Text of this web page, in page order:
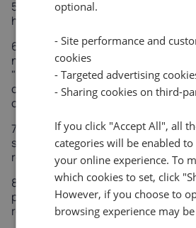
5. Kliknij przycisk "
hasłem połączenia", aby
6. Otrzymasz automatyczne
numer. Nie odbieraj połączenia.
" Potwierdź" poniżej pojawi się
cyfry liczby dyktowanej przez
cyfr).
7. Jeśli używasz telefonu
słuchawkę, aby usłyszeć 4 cyfry
robota i wpisz je w polu.
8. Jeśli połączenie nie przejdzie,
podnieś telefon, aby usłyszeć 4
robota i je wpisz.
optional.
- Site performance and
cookies
- Targeted advertising
- Sharing cookies on third-
If you click "Accept All", all
categories will be enabled
your online experience. To
which cookies to set, click
However, if you choose to
browsing experience may